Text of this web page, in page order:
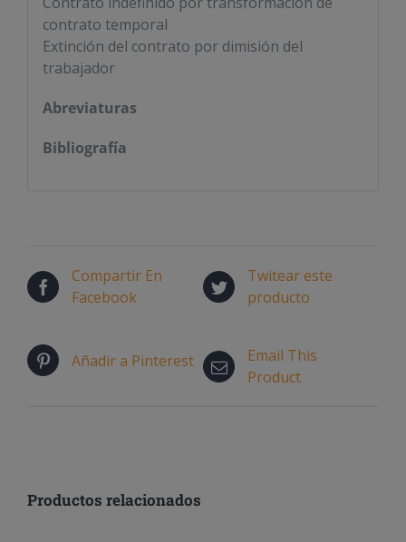
contrato temporal
Extinción del contrato por dimisión del
trabajador
Abreviaturas
Bibliografía
Compartir En
Facebook
Twitear este
producto
Añadir a Pinterest
Email This
Product
Productos relacionados